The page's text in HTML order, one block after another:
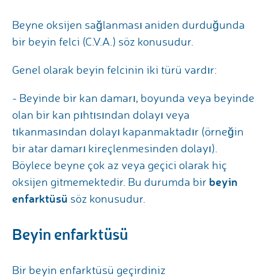
Beyne oksijen sağlanması aniden durduğunda
bir beyin felci (C.V.A.) söz konusudur.
Genel olarak beyin felcinin iki türü vardır:
- Beyinde bir kan damarı, boyunda veya beyinde
olan bir kan pıhtısından dolayı veya
tıkanmasından dolayı kapanmaktadır (örneğin
bir atar damarı kireçlenmesinden dolayı).
Böylece beyne çok az veya geçici olarak hiç
oksijen gitmemektedir. Bu durumda bir beyin
enfarktüsü söz konusudur.
Beyin enfarktüsü
Bir beyin enfarktüsü geçirdiniz